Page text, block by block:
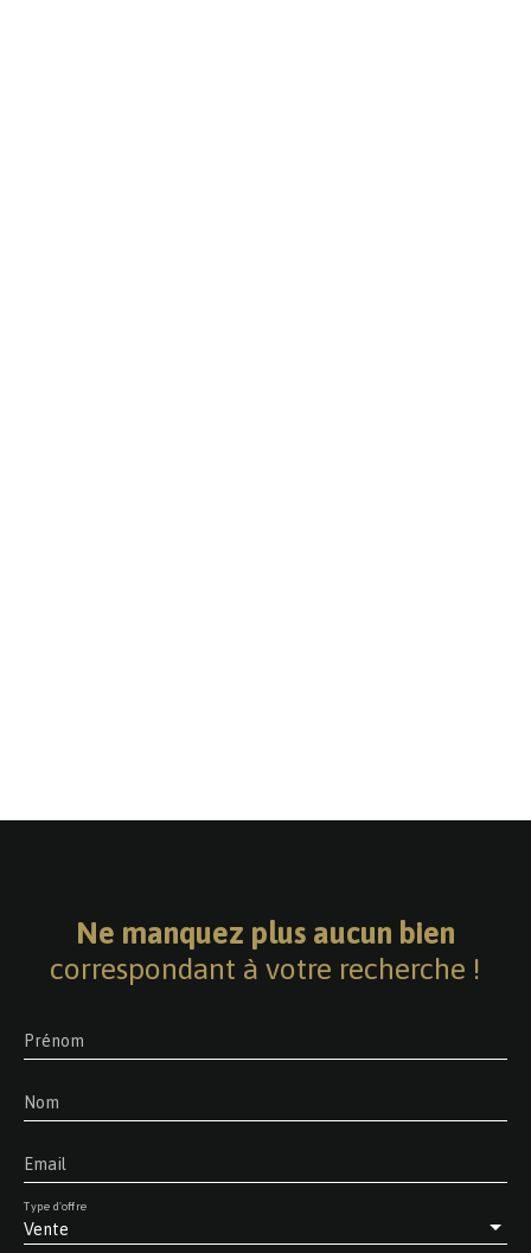
Ne manquez plus aucun bien
correspondant à votre recherche !
Prénom
Nom
Email
Vente
Type d'offre